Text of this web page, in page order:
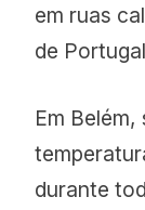
em ruas
de
Em
durante